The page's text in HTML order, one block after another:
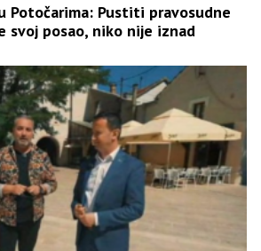
Potočarima: Pustiti pravosudne
svoj posao, niko nije iznad